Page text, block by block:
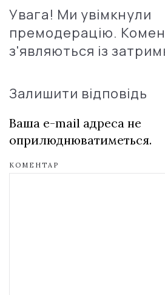
Увага! Ми увімкнули
премодерацію.
з'являються із
Залишити відповідь
Ваша e-mail адреса не
оприлюднюватиметься.
КОМЕНТАР